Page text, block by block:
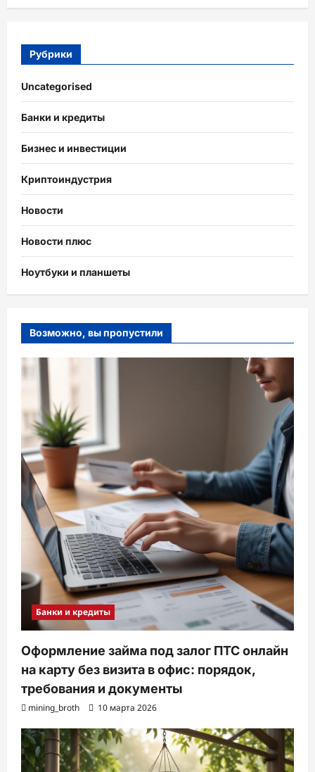
Рубрики
Uncategorised
Банки и кредиты
Бизнес и инвестиции
Криптоиндустрия
Новости
Новости плюс
Ноутбуки и планшеты
Возможно, вы пропустили
Банки и кредиты
Оформление займа под залог ПТС онлайн
на карту без визита в офис: порядок,
требования и документы
mining_broth 10 марта 2026